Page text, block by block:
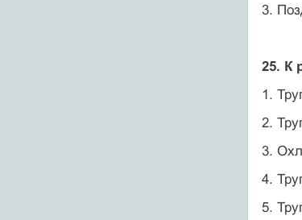
3.
25. К
1.
2.
3.
4.
5.